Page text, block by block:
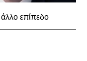
επίπεδο